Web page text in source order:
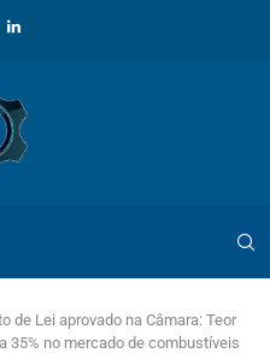
de Lei aprovado na Câmara: Teor
35% no mercado de combustíveis